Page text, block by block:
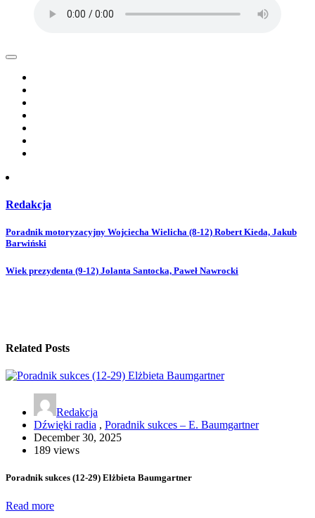
Redakcja
Post
Poradnik motoryzacyjny Wojciecha Wielicha (8-12) Robert Kieda, Jakub
Barwiński
Wiek prezydenta (9-12) Jolanta Santocka, Paweł Nawrocki
Related Posts
Redakcja
Dźwięki radia , Poradnik sukces – E. Baumgartner
December 30, 2025
189 views
Poradnik sukces (12-29) Elżbieta Baumgartner
Read more